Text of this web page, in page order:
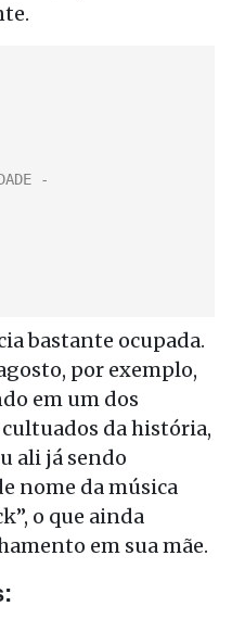
bastante ocupada.
por exemplo,
em um dos
da história,
ali já sendo
nome da música
o que ainda
em sua mãe.